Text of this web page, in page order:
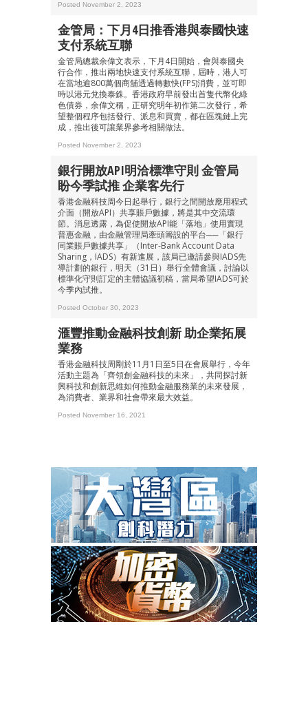
Posted November 2, 2023
金管局：下月4日推香港與泰國快速
支付系統互聯
金管局總裁余偉文表示，下月4日開始，會與泰國央
行合作，推出兩地快速支付系統互聯，屆時，港人可
在當地逾800萬個商舖透過轉數快(FPS)消費，並可即
時以港元兌換泰銖。香港政府早前發出首隻代幣化綠
色債券，余偉文稱，正研究明年初作第二次發行，希
望整個程序包括發行、派息和買賣，都在區塊鏈上完
成，推出後可讓業界參考相關做法。
Posted November 2, 2023
銀行開放API明洽標準守則 金管局
盼今季試推 企業客先行
香港金融科技周今日起舉行，銀行之間開放應用程式
介面（開放API）共享賬戶數據，將是其中交流環
節。消息透露，為促使開放API能「落地」使用實現
普惠金融，由金融管理局牽頭籌設的平台──「銀行
同業賬戶數據共享」（Inter-Bank Account Data
Sharing，IADS）有新進展，該局已邀請參與IADS先
導計劃的銀行，明天（31日）舉行全體會議，討論以
標準化守則訂定的主體協議初稿，當局希望IADS可於
今季內試推。
Posted October 30, 2023
滙豐推動金融科技創新 助企業拓展
業務
香港金融科技周剛於11月1日至5日在會展舉行，今年
活動主題為「齊領創金融科技的未來」，共同探討新
興科技和創新思維如何推動金融服務業的未來發展，
為消費者、業界和社會帶來最大效益。
Posted November 16, 2021